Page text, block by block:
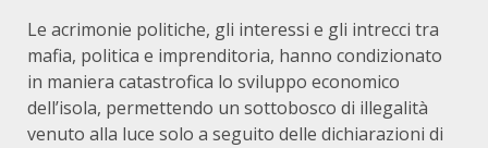
Le acrimonie politiche, gli interessi e gli intrecci tra
mafia, politica e imprenditoria, hanno condizionato
in maniera catastrofica lo sviluppo economico
dell’isola, permettendo un sottobosco di illegalità
venuto alla luce solo a seguito delle dichiarazioni di